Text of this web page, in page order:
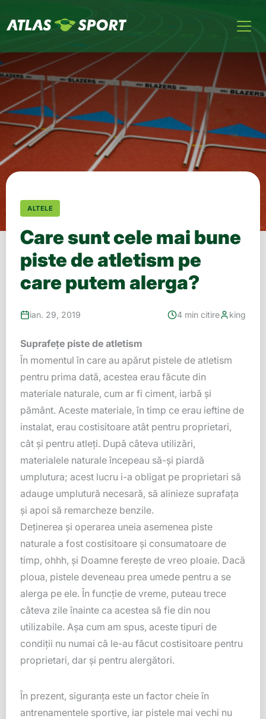
ALTELE
Care sunt cele mai bune
piste de atletism pe
care putem alerga?
ian. 29, 2019 4 min citire king
Suprafețe piste de atletism
În momentul în care au apărut pistele de atletism
pentru prima dată, acestea erau făcute din
materiale naturale, cum ar fi ciment, iarbă și
pământ. Aceste materiale, în timp ce erau ieftine de
instalat, erau costisitoare atât pentru proprietari,
cât și pentru atleți. După câteva utilizări,
materialele naturale începeau să-și piardă
umplutura; acest lucru i-a obligat pe proprietari să
adauge umplutură necesară, să alinieze suprafața
și apoi să remarcheze benzile.
Deținerea și operarea uneia asemenea piste
naturale a fost costisitoare și consumatoare de
timp, ohhh, și Doamne ferește de vreo ploaie. Dacă
ploua, pistele deveneau prea umede pentru a se
alerga pe ele. În funcție de vreme, puteau trece
câteva zile înainte ca acestea să fie din nou
utilizabile. Așa cum am spus, aceste tipuri de
condiții nu numai că le-au făcut costisitoare pentru
proprietari, dar și pentru alergători.
În prezent, siguranța este un factor cheie în
antrenamentele sportive, iar pistele mai vechi nu